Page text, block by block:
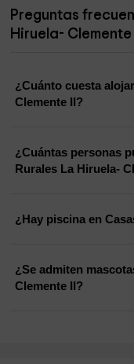
Preguntas
Hiruela- Clemente II
¿Cuánto cuesta
Clemente II?
¿Cuántas personas
Rurales La Hiruela-
¿Hay piscina en
¿Se admiten
Clemente II?